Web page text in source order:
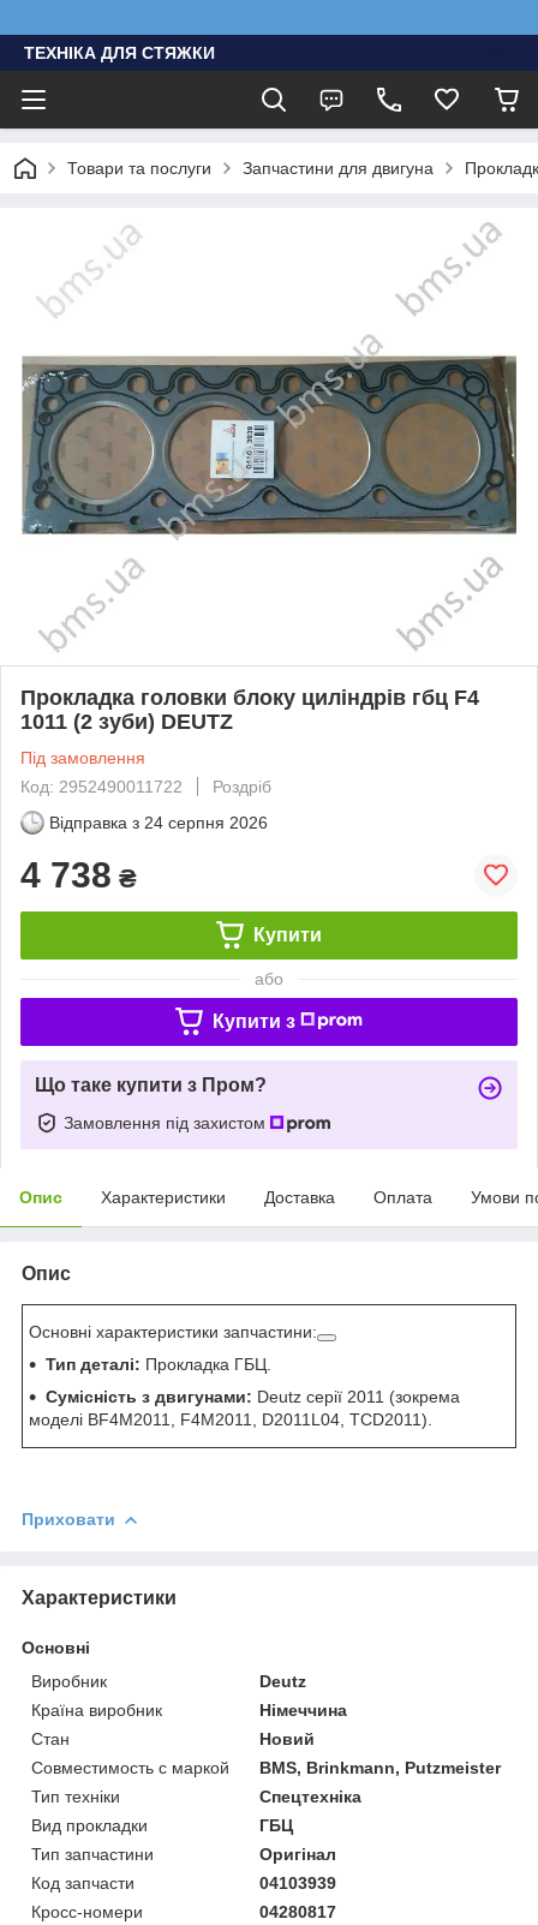
ТЕХНІКА ДЛЯ СТЯЖКИ
Товари та послуги Запчастини для двигуна
Прокладка головки блоку циліндрів гбц F4
1011 (2 зуби) DEUTZ
Під замовлення
Код: 2952490011722
Роздріб
Відправка з 24 серпня 2026
4 738 ₴
Купити
або
Купити з
Що таке купити з Пром?
Замовлення під захистом
Опис Характеристики Доставка Оплата Умови
Опис
Основні характеристики запчастини:
Тип деталі: Прокладка ГБЦ.
Сумісність з двигунами: Deutz серії 2011 (зокрема
моделі BF4M2011, F4M2011, D2011L04, TCD2011).
Приховати
Характеристики
Основні
Виробник
Deutz
Країна виробник
Німеччина
Стан
Новий
Совместимость с маркой
BMS, Brinkmann, Putzmeister
Тип техніки
Спецтехніка
Вид прокладки
ГБЦ
Тип запчастини
Оригінал
Код запчасти
04103939
Кросс-номери
04280817